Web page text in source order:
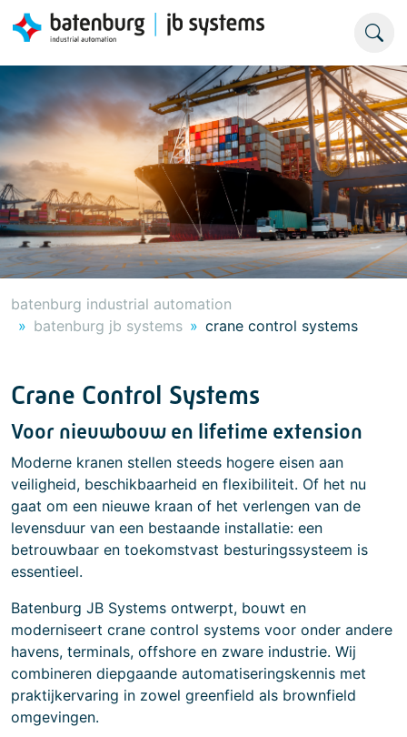
batenburg industrial automation
batenburg jb systems
crane control systems
Crane Control Systems
Voor nieuwbouw en lifetime extension
Moderne kranen stellen steeds hogere eisen aan
veiligheid, beschikbaarheid en flexibiliteit. Of het nu
gaat om een nieuwe kraan of het verlengen van de
levensduur van een bestaande installatie: een
betrouwbaar en toekomstvast besturingssysteem is
essentieel.
Batenburg JB Systems ontwerpt, bouwt en
moderniseert crane control systems voor onder andere
havens, terminals, offshore en zware industrie. Wij
combineren diepgaande automatiseringskennis met
praktijkervaring in zowel greenfield als brownfield
omgevingen.